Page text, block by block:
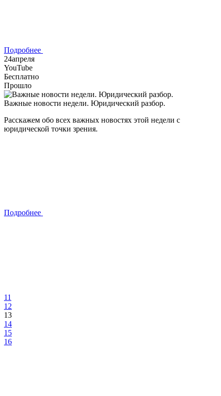
Подробнее
24апреля
YouTube
Бесплатно
Прошло
Важные новости недели. Юридический разбор.
Расскажем обо всех важных новостях этой недели с
юридической точки зрения.
Подробнее
11
12
13
14
15
16